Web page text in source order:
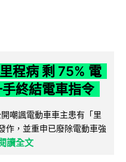
程病 剩 75% 電
終結電車指令
嘲諷電動車車主患有「里
作，並重申已廢除電動車強
讀全文